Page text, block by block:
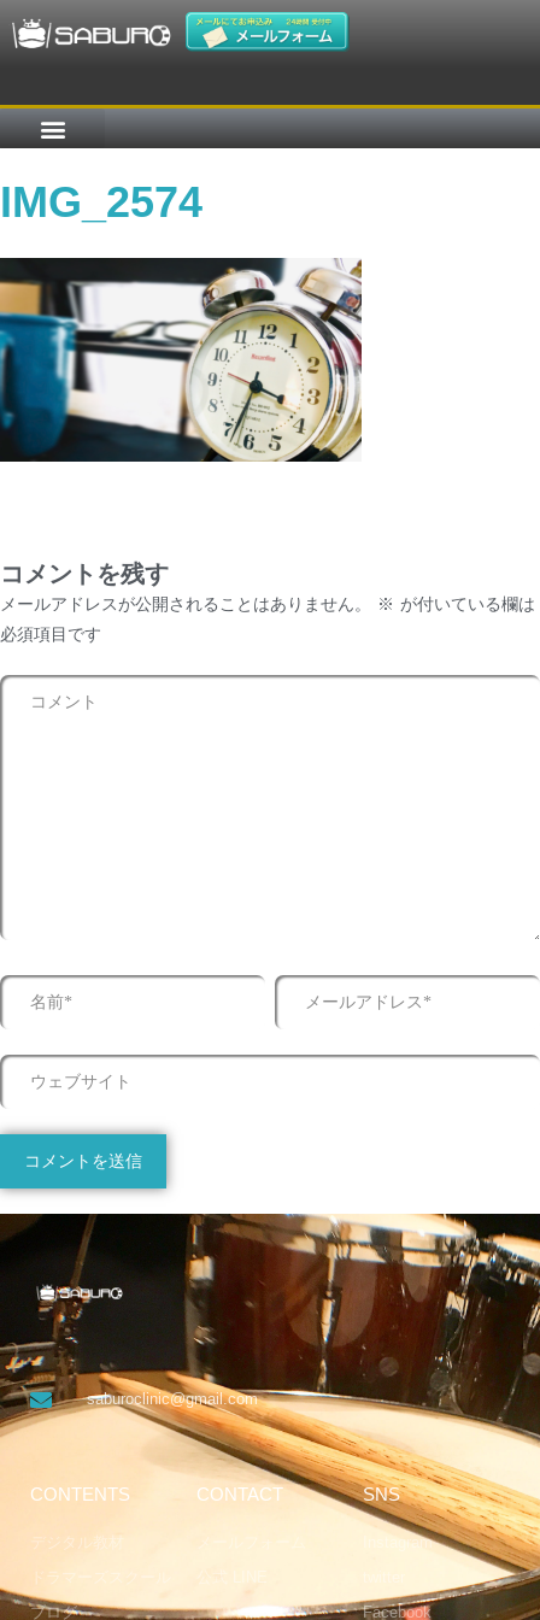
IMG_2574
コメントを残す
メールアドレスが公開されることはありません。 ※ が付いている欄は
必須項目です
saburoclinic@gmail.com
CONTENTS
デジタル教材
ドラマーズスクール
ブログ
CONTACT
メールフォーム
公式 LINE
SNS
Instagram
Facebook